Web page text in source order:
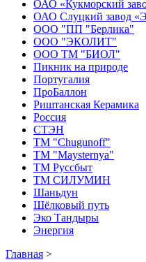
ОАО «Кукморский
ОАО Слуцкий завод
ООО "ПП "Берлика"
ООО "ЭКОЛИТ"
ООО ТМ "БИОЛ"
Пикник на природе
Португалия
ПроБаллон
Риштанская Керамика
Россия
СТЭН
ТМ "Chugunoff"
ТМ "Maysternya"
ТМ Руссбыт
ТМ СИЛУМИН
Шаньдун
Шёлковый путь
Эко Тандыры
Энергия
Главная >